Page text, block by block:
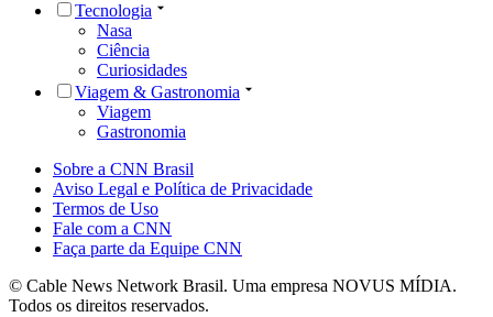
Tecnologia
Nasa
Ciência
Curiosidades
Viagem & Gastronomia
Viagem
Gastronomia
Sobre a CNN Brasil
Aviso Legal e Política de Privacidade
Termos de Uso
Fale com a CNN
Faça parte da Equipe CNN
© Cable News Network Brasil. Uma empresa NOVUS MÍDIA.
Todos os direitos reservados.